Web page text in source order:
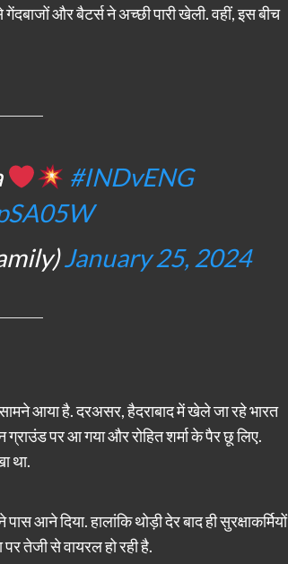
और बैटर्स ने अच्छी पारी खेली. वहीं, इस बीच
#INDvENG
January 25, 2024
आया है. दरअसर, हैदराबाद में खेले जा रहे भारत
पर आ गया और रोहित शर्मा के पैर छू लिए.
था.
आने दिया. हालांकि थोड़ी देर बाद ही सुरक्षाकर्मियों
तेजी से वायरल हो रही है.